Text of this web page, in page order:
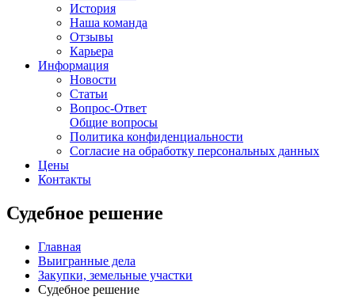
История
Наша команда
Отзывы
Карьера
Информация
Новости
Статьи
Вопрос-Ответ
Общие вопросы
Политика конфиденциальности
Согласие на обработку персональных данных
Цены
Контакты
Судебное решение
Главная
Выигранные дела
Закупки, земельные участки
Судебное решение